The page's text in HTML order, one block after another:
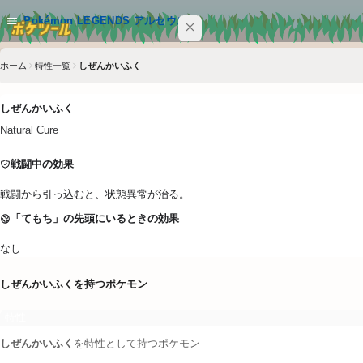
Pokémon LEGENDS アルセウス
Pokémon LEGENDS アルセウス
特性
アイテム
メインコンテンツへスキップ
ホーム 特性一覧 しぜんかいふく
しぜんかいふく
Natural Cure
戦闘中の効果
戦闘から引っ込むと、状態異常が治る。
「てもち」の先頭にいるときの効果
なし
しぜんかいふく を持つポケモン
しぜんかいふく を特性として持つポケモン